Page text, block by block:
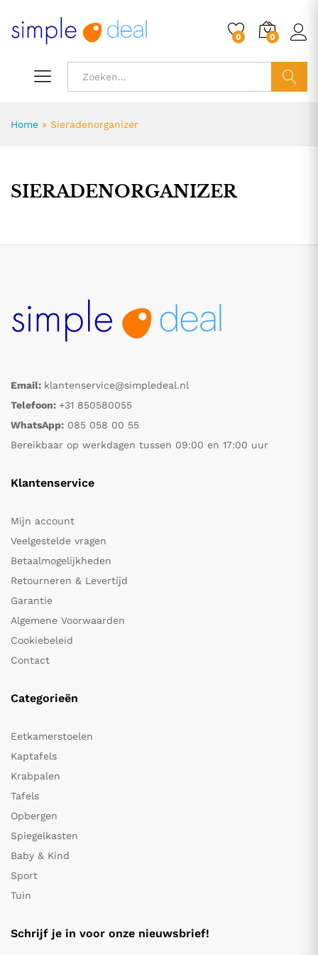
0 0
Home » Sieradenorganizer
SIERADENORGANIZER
Email: klantenservice@simpledeal.nl
Telefoon: +31 850580055
WhatsApp: 085 058 00 55
Bereikbaar op werkdagen tussen 09:00 en 17:00 uur
Klantenservice
Mijn account
Veelgestelde vragen
Betaalmogelijkheden
Retourneren & Levertijd
Garantie
Algemene Voorwaarden
Cookiebeleid
Contact
Categorieën
Eetkamerstoelen
Kaptafels
Krabpalen
Tafels
Opbergen
Spiegelkasten
Baby & Kind
Sport
Tuin
Schrijf je in voor onze nieuwsbrief!